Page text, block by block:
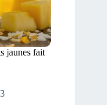
jaunes fait